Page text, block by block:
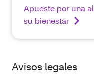
Apueste por una
su bienestar
Avisos legales